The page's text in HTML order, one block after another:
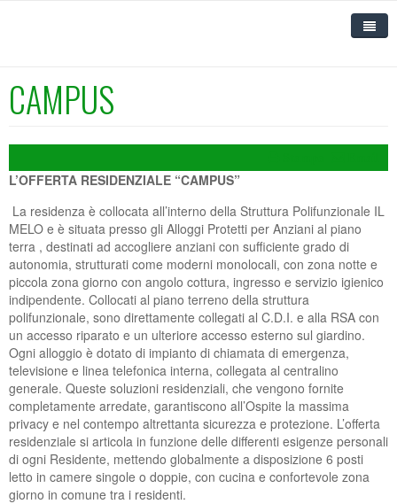
CAMPUS
L’OFFERTA RESIDENZIALE “CAMPUS”
La residenza è collocata all’interno della Struttura Polifunzionale IL
MELO e è situata presso gli Alloggi Protetti per Anziani al piano
terra , destinati ad accogliere anziani con sufficiente grado di
autonomia, strutturati come moderni monolocali, con zona notte e
piccola zona giorno con angolo cottura, ingresso e servizio igienico
indipendente. Collocati al piano terreno della struttura
polifunzionale, sono direttamente collegati al C.D.I. e alla RSA con
un accesso riparato e un ulteriore accesso esterno sul giardino.
Ogni alloggio è dotato di impianto di chiamata di emergenza,
televisione e linea telefonica interna, collegata al centralino
generale. Queste soluzioni residenziali, che vengono fornite
completamente arredate, garantiscono all’Ospite la massima
privacy e nel contempo altrettanta sicurezza e protezione. L’offerta
residenziale si articola in funzione delle differenti esigenze personali
di ogni Residente, mettendo globalmente a disposizione 6 posti
letto in camere singole o doppie, con cucina e confortevole zona
giorno in comune tra i residenti.
HOME
CHI SIAMO
DOVE SIAMO
CONTATTI
INFORMAZIONI GENERALI
UFFICIO RELAZIONI CON IL PUBBLICO
UNIVERSITÀ DEL MELO
AGENZIA ANIMATIVA
DIPARTIMENTO FORMAZIONE
UFFICIO DEL PERSONALE
PEC POSTA ELETTRONICA CERTIFICATA
CODICE ETICO
POLITICA INTEGRATA
PUBBLICAZIONI
NEWS DEL MELO
SERVIZI RESIDENZIALI E DIURNI
RSA
DIPARTIMENTO RSA
DIPARTIMENTO ALZHEIMER
CARTA DEI SERVIZI E REGOLAMENTO DELL'RSA
MODULISTICA RSA
PHOTOGALLERY
ALLOGGI PROTETTI, MINI ALLOGGI E CAMPUS
ALLOGGI PROTETTI E MINI ALLOGGI
CARTA E REGOLAMENTO DEGLI ALLOGGI
PROTETTI E MINI ALLOGGI
CAMPUS
CARTA E REGOLAMENTO CAMPUS
MODULISTICA RSA
PHOTOGALLERY
CENTRO DIURNO INTEGRATO E ALZHEIMER
CENTRO DIURNO
CARTA DEI SERVIZI E REGOLAMENTO CENTRO
DIURNO INTEGRATO
CARTA DEI SERVIZI DEL CENTRO DIURNO
INTEGRATO PROTETTO
MODULISTICA CENTRI DIURNI
RSA APERTA
CAMPUS
CAMPUS
CARTA E REGOLAMENTO CAMPUS
SERVIZI SANITARI
POLIAMBULATORIO SPECIALISTICO
TERAPIE FISICHE E INFERMIERISTICHE
CURE DOMICILIARI
CARTA DEI SERVIZI CURE DOMICILIARI
UNIVERSITÀ DEL MELO
CHI SIAMO
NEWS
PROGRAMMA CORSI
LEZIONI ACCADEMICHE
LABORATORI
SCOPRI L'UDM
SUCCEDE AL PLANET
NOLEGGIO SALE
FORMAZIONE
CORSI IN AGENDA
CORSI ASA-OSS-RIQUALIFICA
MODULO PRE-ISCRIZIONE CORSI
ORGANIGRAMMA DEL DIPARTIMENTO
CURRICULUM DELL'ATTIVITA' FORMATIVA
ACCREDITAMENTO PRESSO LA REGIONE
CERTIFICAZIONE ISO
DOCUMENTI E MODULISTICA